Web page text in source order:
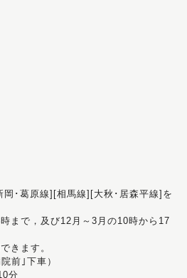
･葛原線][相馬線][大秋･居森平線]を
まで，及び12月～3月の10時から17
きます。
前｣下車）
分